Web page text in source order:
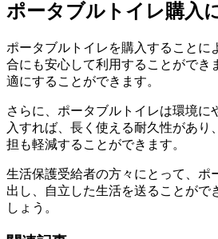
ポータブルトイレ購入
ポータブルトイレを購入すること
合にも安心して利用することができ
適にすることができます。
さらに、ポータブルトイレは環境
入すれば、長く使える耐久性があ
担も軽減することができます。
生活保護受給者の方々にとって、ポ
出し、自立した生活を送ることが
しょう。